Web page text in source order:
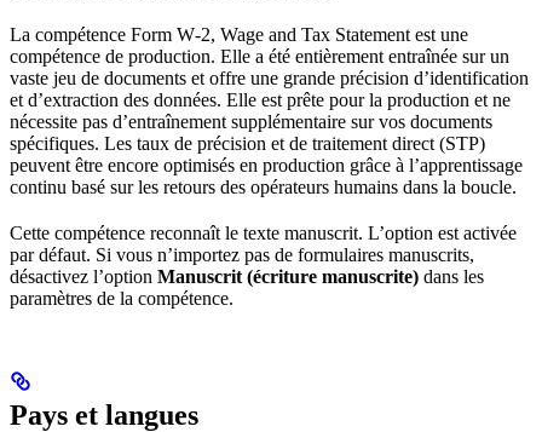
La compétence Form W‑2, Wage and Tax Statement est une
compétence de production. Elle a été entièrement entraînée sur un
vaste jeu de documents et offre une grande précision d’identification
et d’extraction des données. Elle est prête pour la production et ne
nécessite pas d’entraînement supplémentaire sur vos documents
spécifiques. Les taux de précision et de traitement direct (STP)
peuvent être encore optimisés en production grâce à l’apprentissage
continu basé sur les retours des opérateurs humains dans la boucle.
Cette compétence reconnaît le texte manuscrit. L’option est activée
par défaut. Si vous n’importez pas de formulaires manuscrits,
désactivez l’option Manuscrit (écriture manuscrite) dans les
paramètres de la compétence.
Pays et langues